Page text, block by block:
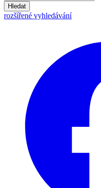
Hledat
rozšířené vyhledávání